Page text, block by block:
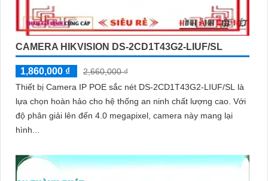
CAMERA HIKVISION DS-2CD1T43G2-LIUF/SL
1,860,000 ₫
2,660,000 ₫
Thiết bị Camera IP POE sắc nét DS-2CD1T43G2-LIUF/SL là
lựa chọn hoàn hảo cho hệ thống an ninh chất lượng cao. Với
độ phân giải lên đến 4.0 megapixel, camera này mang lại
hình...